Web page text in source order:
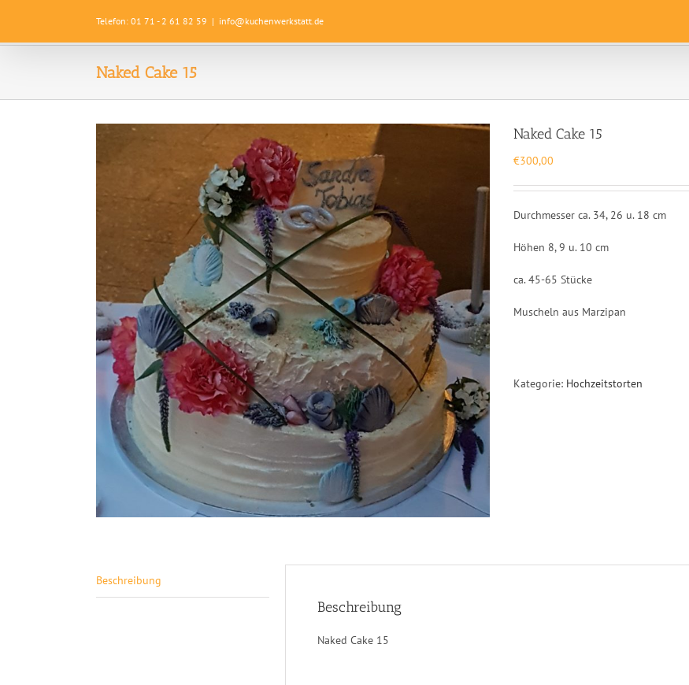
springen
Telefon: 01 71 - 2 61 82 59 | info@kuchenwerkstatt.de
Naked Cake 15
Naked Cake 15
€300,00
Durchmesser ca. 34, 26 u. 18 cm
Höhen 8, 9 u. 10 cm
ca. 45-65 Stücke
Muscheln aus Marzipan
Kategorie: Hochzeitstorten
Beschreibung
Beschreibung
Naked Cake 15